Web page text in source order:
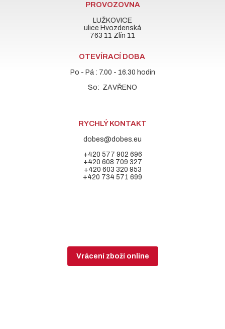
PROVOZOVNA
LUŽKOVICE
ulice Hvozdenská
763 11 Zlín 11
OTEVÍRACÍ DOBA
Po - Pá : 7.00 - 16.30 hodin
So: ZAVŘENO
RYCHLÝ KONTAKT
dobes@dobes.eu
+420 577 902 696
+420 608 709 327
+420 603 320 953
+420 734 571 699
Vrácení zboží online